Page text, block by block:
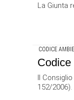
La Giunta
CODICE
Codice
Il
152/2006).